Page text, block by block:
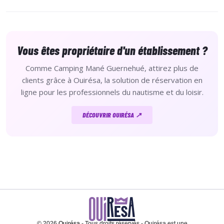
Vous êtes propriétaire d'un établissement ?
Comme Camping Mané Guernehué, attirez plus de
clients grâce à Ouirésa, la solution de réservation en
ligne pour les professionnels du nautisme et du loisir.
DÉCOUVRIR OUIRÉSA ↗